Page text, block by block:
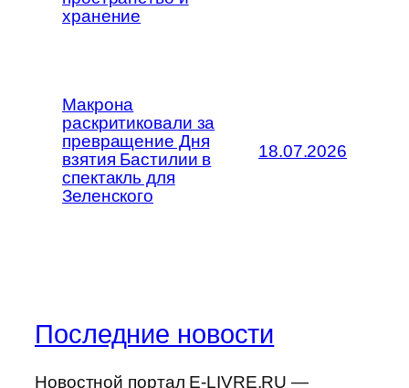
хранение
Макрона
раскритиковали за
превращение Дня
взятия Бастилии в
спектакль для
Зеленского
18.07.2026
Последние новости
Новостной портал E-LIVRE.RU —